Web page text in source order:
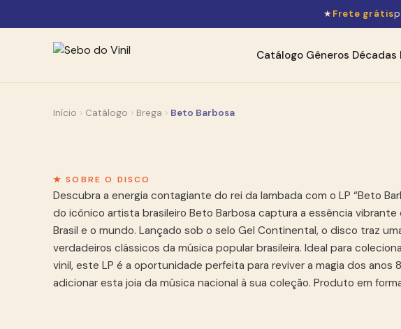
★Frete grátis
Catálogo Gêneros Décadas
Início Catálogo Brega Beto Barbosa
★ SOBRE O DISCO
Descubra a energia contagiante do rei da lambada com o LP “Beto
do icônico artista brasileiro Beto Barbosa captura a essência
Brasil e o mundo. Lançado sob o selo Gel Continental, o disco traz
verdadeiros clássicos da música popular brasileira. Ideal para
vinil, este LP é a oportunidade perfeita para reviver a magia dos anos
adicionar esta joia da música nacional à sua coleção. Produto em